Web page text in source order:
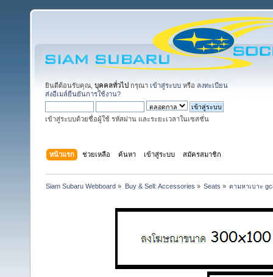
ยินดีต้อนรับคุณ, บุคคลทั่วไป กรุณา เข้าสู่ระบบ หรือ ลงทะเบียน
ส่งอีเมล์ยืนยันการใช้งาน?
เข้าสู่ระบบด้วยชื่อผู้ใช้ รหัสผ่าน และระยะเวลาในเซสชั่น
หน้าแรก ช่วยเหลือ ค้นหา เข้าสู่ระบบ สมัครสมาชิก
Siam Subaru Webboard » Buy & Sell: Accessories » Seats » ตามหาเบาะ